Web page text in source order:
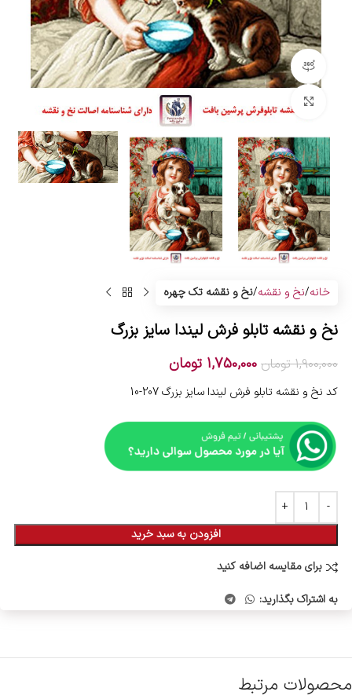
مشاهده 360 درجه
خانه نخ و نقشه نخ و نقشه تک چهره
نخ و نقشه تابلو فرش لیندا سایز بزرگ
1,900,000 تومان 1,750,000 تومان
کد نخ و نقشه تابلو فرش لیندا سایز بزرگ 207-10
افزودن به سبد خرید
برای مقایسه اضافه کنید
به اشتراک بگذارید:
محصولات مرتبط